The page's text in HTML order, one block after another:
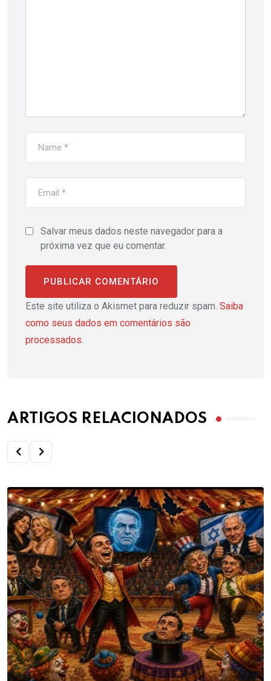
Salvar meus dados neste navegador para a
próxima vez que eu comentar.
Este site utiliza o Akismet para reduzir spam. Saiba
como seus dados em comentários são
processados
ARTIGOS RELACIONADOS